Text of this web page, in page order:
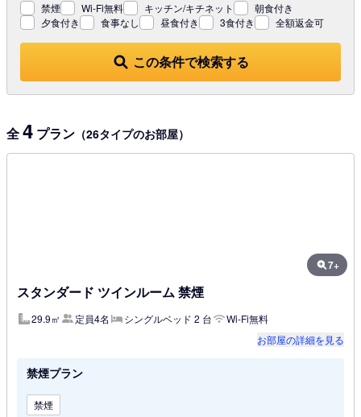
この条件で検索する
禁煙 Wi-Fi無料 キッチン/キチネット
朝食付き
夕食付き
食事なし 昼食付き 3食付き 全額返金可
全4 プラン （26タイプのお部屋）
7+
スタンダード ツインルーム 禁煙
29.9㎡ 定員4名 シングルベッド 2 台
Wi-Fi無料
お部屋の詳細を見る
禁煙プラン
禁煙